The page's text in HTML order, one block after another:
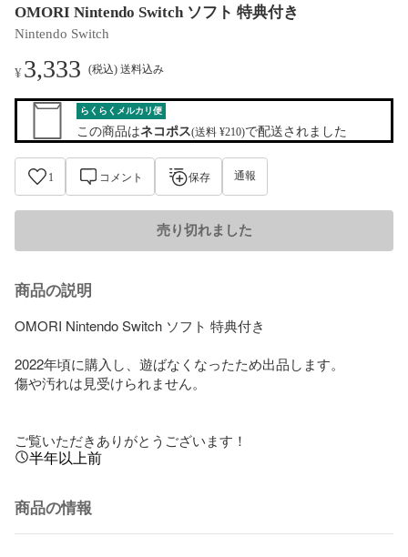
OMORI Nintendo Switch ソフト 特典付き
Nintendo Switch
¥3,333 (税込) 送料込み
らくらくメルカリ便
この商品はネコポス(送料 ¥210)で配送されました
1 コメント 保存 通報
売り切れました
商品の説明
OMORI Nintendo Switch ソフト 特典付き
2022年頃に購入し、遊ばなくなったため出品します。
傷や汚れは見受けられません。
ご覧いただきありがとうございます！
半年以上前
商品の情報